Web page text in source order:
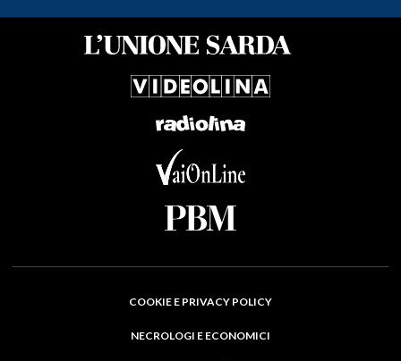
COOKIE E PRIVACY POLICY
NECROLOGI E ECONOMICI